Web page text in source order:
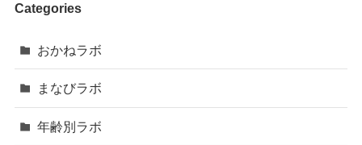
Categories
おかねラボ
まなびラボ
年齢別ラボ